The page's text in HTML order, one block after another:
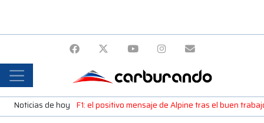
Noticias de hoy F1: el positivo mensaje de Alpine tras el buen